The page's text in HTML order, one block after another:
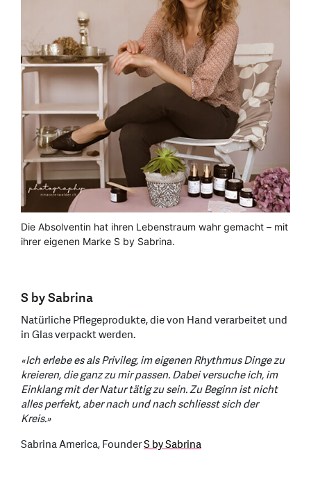
Die Absolventin hat ihren Lebenstraum wahr gemacht – mit
ihrer eigenen Marke S by Sabrina.
S by Sabrina
Natürliche Pflegeprodukte, die von Hand verarbeitet und
in Glas verpackt werden.
«Ich erlebe es als Privileg, im eigenen Rhythmus Dinge zu
kreieren, die ganz zu mir passen. Dabei versuche ich, im
Einklang mit der Natur tätig zu sein. Zu Beginn ist nicht
alles perfekt, aber nach und nach schliesst sich der
Kreis.»
Sabrina America, FounderS by Sabrina